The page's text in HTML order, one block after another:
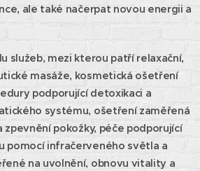
ale také načerpat novou energii a
služeb, mezi kterou patří relaxační,
masáže, kosmetická ošetření
podporující detoxikaci a
systému, ošetření zaměřená
zpevnění pokožky, péče podporující
pomocí infračerveného světla a
na uvolnění, obnovu vitality a